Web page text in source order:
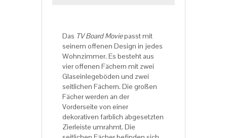
Das TV Board Moviepasst mit
seinem offenen Design in jedes
Wohnzimmer. Es besteht aus
vier offenen Fächern mit zwei
Glaseinlegeböden und zwei
seitlichen Fächern. Die großen
Fächer werden an der
Vorderseite von einer
dekorativen farblich abgesetzten
Zierleiste umrahmt. Die